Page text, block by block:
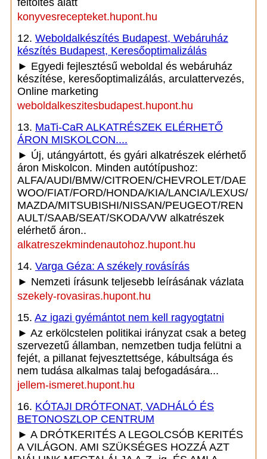
feltöltés alatt
konyvesrecepteket.hupont.hu
12. Weboldalkészítés Budapest, Webáruház
készítés Budapest, Keresőoptimalizálás
► Egyedi fejlesztésű weboldal és webáruház
készítése, keresőoptimalizálás, arculattervezés,
Online marketing
weboldalkeszitesbudapest.hupont.hu
13. MaTi-CaR ALKATRÉSZEK ELÉRHETŐ
ÁRON MISKOLCON....
► Új, utángyártott, és gyári alkatrészek elérhető
áron Miskolcon. Minden autótípushoz:
ALFA/AUDI/BMW/CITROEN/CHEVROLET/DAE
WOO/FIAT/FORD/HONDA/KIA/LANCIA/LEXUS/
MAZDA/MITSUBISHI/NISSAN/PEUGEOT/REN
AULT/SAAB/SEAT/SKODA/VW alkatrészek
elérhető áron..
alkatreszekmindenautohoz.hupont.hu
14. Varga Géza: A székely rovásírás
► Nemzeti írásunk teljesebb leírásának vázlata
szekely-rovasiras.hupont.hu
15. Az igazi gyémántot nem kell ragyogtatni
► Az erkölcstelen politikai irányzat csak a beteg
szervezetű államban, nemzetben tudja felütni a
fejét, a pillanat fejvesztettsége, kábultsága és
nem tudása alkalmas talaj befogadására...
jellem-ismeret.hupont.hu
16. KÓTAJI DRÓTFONAT, VADHÁLÓ ÉS
BETONOSZLOP CENTRUM
► A DRÓTKERITÉS A LEGOLCSÓB KERITÉS
A VILÁGON. AMI SZÜKSÉGES HOZZÁ AZT